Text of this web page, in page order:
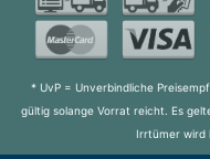
* UvP = Unverbindliche
gültig solange Vorrat reicht. Es
Irrtümer wird